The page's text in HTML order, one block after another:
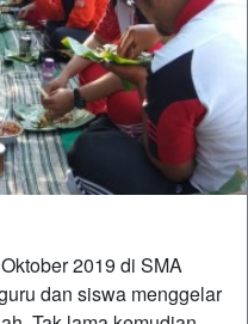
2019 di SMA
dan siswa menggelar